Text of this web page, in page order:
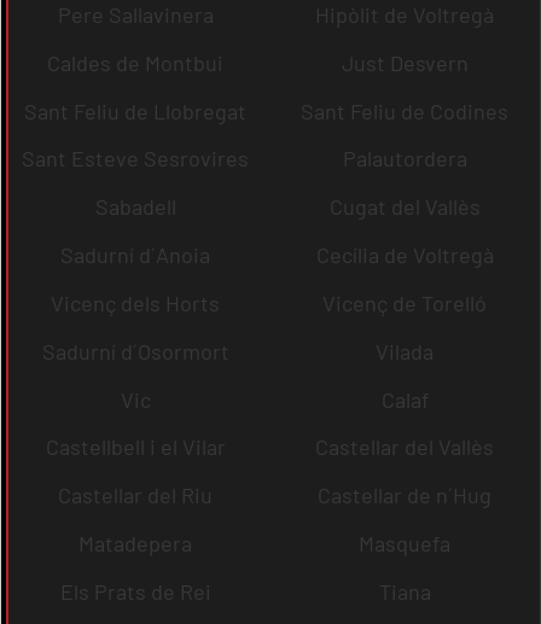
Pere Sallavinera
Hipòlit de Voltregà
Caldes de Montbui
Just Desvern
Sant Feliu de Llobregat
Sant Feliu de Codines
Sant Esteve Sesrovires
Palautordera
Sabadell
Cugat del Vallès
Sadurní d´Anoia
Cecília de Voltregà
Vicenç dels Horts
Vicenç de Torelló
Sadurní d´Osormort
Vilada
Vic
Calaf
Castellbell i el Vilar
Castellar del Vallès
Castellar del Riu
Castellar de n´Hug
Matadepera
Masquefa
Els Prats de Rei
Tiana